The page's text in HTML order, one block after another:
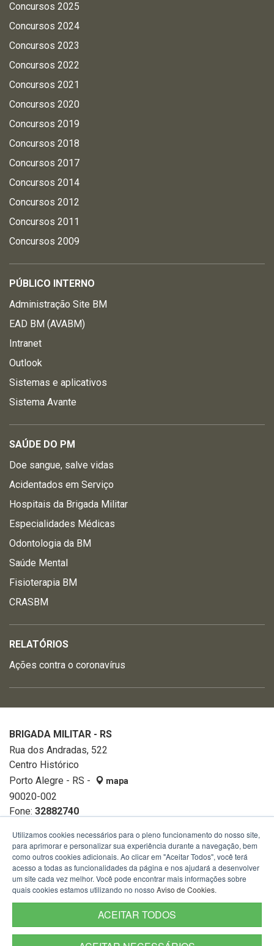
Concursos 2025
Concursos 2024
Concursos 2023
Concursos 2022
Concursos 2021
Concursos 2020
Concursos 2019
Concursos 2018
Concursos 2017
Concursos 2014
Concursos 2012
Concursos 2011
Concursos 2009
PÚBLICO INTERNO
Administração Site BM
EAD BM (AVABM)
Intranet
Outlook
Sistemas e aplicativos
Sistema Avante
SAÚDE DO PM
Doe sangue, salve vidas
Acidentados em Serviço
Hospitais da Brigada Militar
Especialidades Médicas
Odontologia da BM
Saúde Mental
Fisioterapia BM
CRASBM
RELATÓRIOS
Ações contra o coronavírus
BRIGADA MILITAR - RS
Rua dos Andradas, 522
Centro Histórico
Porto Alegre - RS -
mapa
90020-002
Fone: 32882740
Utilizamos cookies necessários para o pleno funcionamento do nosso site,
para aprimorar e personalizar sua experiência durante a navegação, bem
como outros cookies adicionais. Ao clicar em "Aceitar Todos", você terá
acesso a todas as funcionalidades da página e nos ajudará a desenvolver
um site cada vez melhor. Você pode encontrar mais informações sobre
quais cookies estamos utilizando no nosso Aviso de Cookies.
ACEITAR TODOS